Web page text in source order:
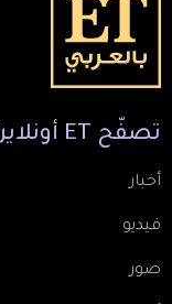
تصفّح ET أونلاين
أخبار
فيديو
صور